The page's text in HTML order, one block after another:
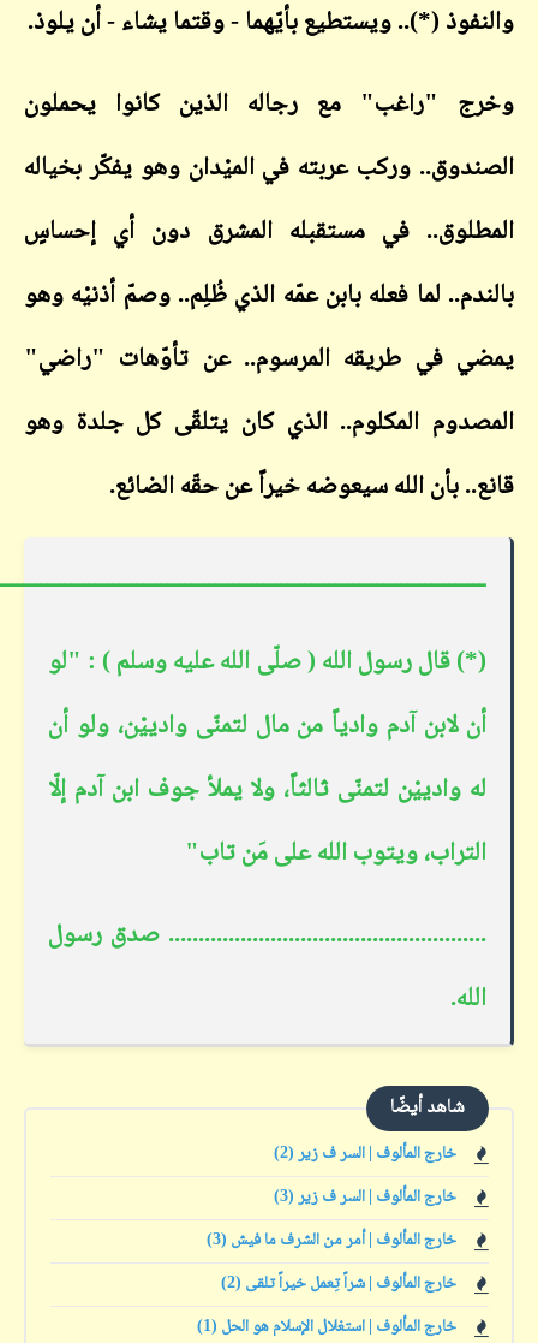
(*).. ويستطيع بأيّهما - وقتما يشاء - أن يلوذ.
"راغب" مع رجاله الذين كانوا يحملون
وركب عربته في الميْدان وهو يفكّر بخياله
في مستقبله المشرق دون أي إحساسٍ
لما فعله بابن عمّه الذي ظُلِم.. وصمّ أذنيْه وهو
في طريقه المرسوم.. عن تأوّهات "راضي"
المكلوم.. الذي كان يتلقّى كل جلدة وهو
بأن الله سيعوضه خيراً عن حقّه الضائع.
قال رسول الله ( صلّى الله عليه وسلم ) : "لو
لابن آدم وادياً من مال لتمنّى وادييْن، ولو أن
وادييْن لتمنّى ثالثاً، ولا يملأ جوف ابن آدم إلّا
ويتوب الله على مَن تاب"
صدق رسول
شاهد أيضًا
خارج المألوف | السر ف زير (2)
خارج المألوف | السر ف زير (3)
خارج المألوف | أمر من الشرف ما فيش (3)
خارج المألوف | شراً تِعمل خيراً تلقى (2)
خارج المألوف | استغلال الإسلام هو الحل (1)